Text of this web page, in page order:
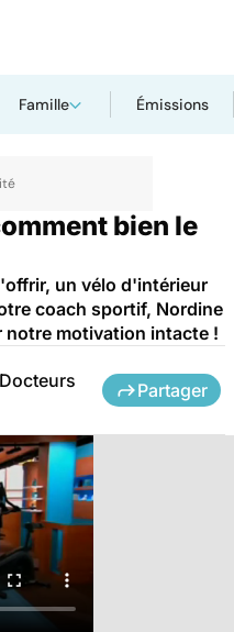
Famille Émissions
bien le
un vélo d'intérieur
coach sportif, Nordine
motivation intacte !
Partager